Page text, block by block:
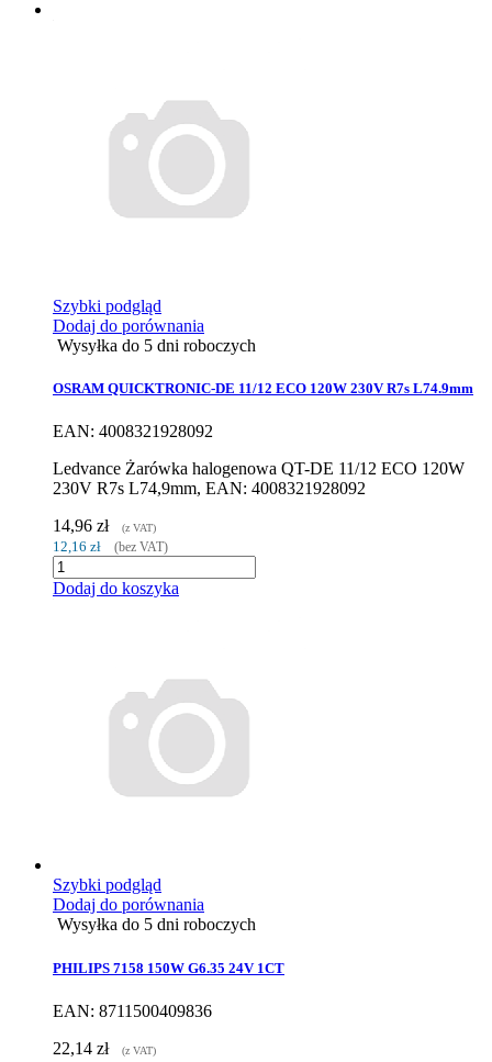
Szybki podgląd
Dodaj do porównania
Wysyłka do 5 dni roboczych
OSRAM QUICKTRONIC-DE 11/12 ECO 120W 230V R7s L74.9mm
EAN: 4008321928092
Ledvance Żarówka halogenowa QT-DE 11/12 ECO 120W
230V R7s L74,9mm, EAN: 4008321928092
14,96 zł
(z VAT)
12,16 zł (bez VAT)
Dodaj do koszyka
Szybki podgląd
Dodaj do porównania
Wysyłka do 5 dni roboczych
PHILIPS 7158 150W G6.35 24V 1CT
EAN: 8711500409836
22,14 zł
(z VAT)